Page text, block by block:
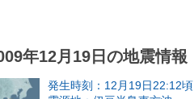
年12月19日の地震情報
発生時刻：12月19日22:12頃